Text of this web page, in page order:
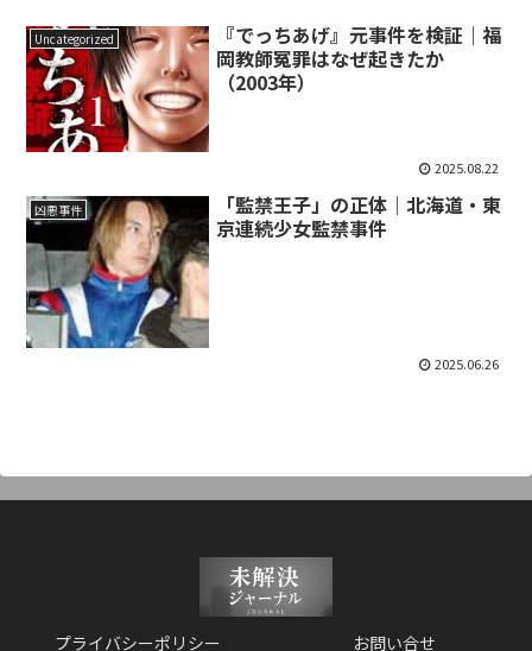
Uncategorized
『でっちあげ』元事件を検証｜福
岡教師冤罪はなぜ起きたか
（2003年）
2025.08.22
凶悪事件
「監禁王子」の正体｜北海道・東
京連続少女監禁事件
2025.06.26
プライバシーポリシー お問い合せ